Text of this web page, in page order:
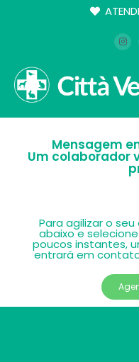
Mensagem
Um colaborador
Para agilizar o
abaixo e
poucos instantes,
entrará em